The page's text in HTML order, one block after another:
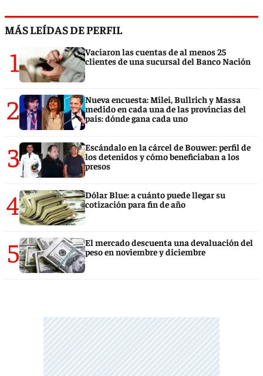
MÁS LEÍDAS DE PERFIL
1
Vaciaron las cuentas de al menos 25
clientes de una sucursal del Banco Nación
2
Nueva encuesta: Milei, Bullrich y Massa
medido en cada una de las provincias del
país: dónde gana cada uno
3
Escándalo en la cárcel de Bouwer: perfil de
los detenidos y cómo beneficiaban a los
presos
4
Dólar Blue: a cuánto puede llegar su
cotización para fin de año
5
El mercado descuenta una devaluación del
peso en noviembre y diciembre